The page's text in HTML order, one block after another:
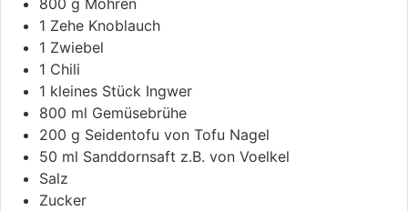
800 g Möhren
1 Zehe Knoblauch
1 Zwiebel
1 Chili
1 kleines Stück Ingwer
800 ml Gemüsebrühe
200 g Seidentofu von Tofu Nagel
50 ml Sanddornsaft z.B. von Voelkel
Salz
Zucker